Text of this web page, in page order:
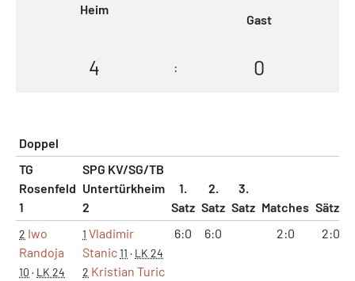
Heim
Gast
4 : 0
Doppel
TG
Rosenfeld
1
SPG KV/SG/TB
Untertürkheim
2
1.
Satz
2.
Satz
3.
Satz Matches Sätze
2 Iwo
Randoja
10 · LK 24
1 Vladimir
Stanic11 · LK 24
2 Kristian Turic
6:0 6:0 2:0 2:0